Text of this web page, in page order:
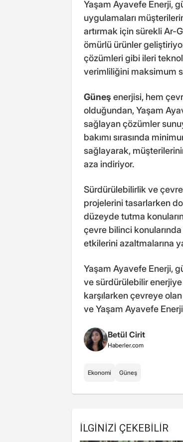
Yaşam Ayavefe Enerji,
uygulamaları
artırmak için sürekli Ar-
ömürlü ürünler
çözümleri gibi ileri
verimliliğini maksimum
Güneş enerjisi, hem
olduğundan, Yaşam
sağlayan çözümler
bakımı sırasında
sağlayarak,
aza indiriyor.
Sürdürülebilirlik ve
projelerini tasarlarken
düzeyde tutma
çevre bilinci
etkilerini azaltmalarına
Yaşam Ayavefe Enerji,
ve sürdürülebilir
karşılarken çevreye
ve Yaşam Ayavefe
Betül Cirit
Haberler.com
Ekonomi Güneş